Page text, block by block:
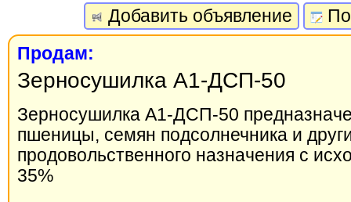
Добавить объявление
Продам:
Зерносушилка А1-ДСП-50
Зерносушилка А1-ДСП-50
пшеницы, семян подсолнечника и
продовольственного назначения с
35%